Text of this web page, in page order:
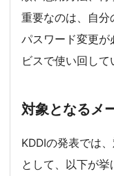
重要なのは、自分
パスワード変更が
ビスで使い回して
対象となるメ
KDDIの発表では
として、以下が挙